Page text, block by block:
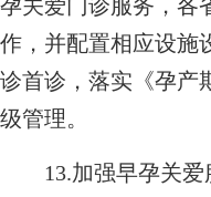
孕关爱门诊服务，各
作，并配置相应设施
诊首诊，落实《孕产
级管理。
13.加强早孕关爱